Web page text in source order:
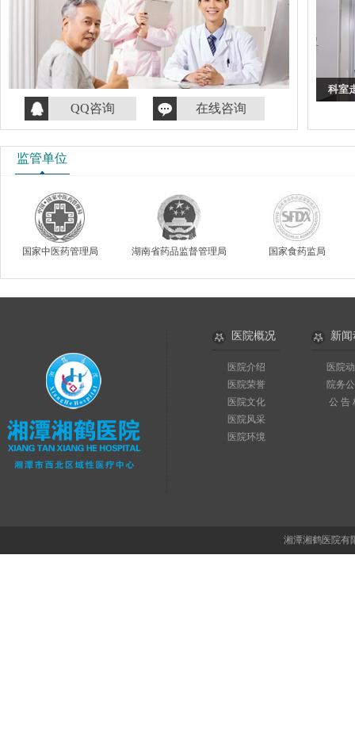
QQ咨询 在线咨询
科室
监管单位
国家中医药管理局 湖南省药品监督管理局 国家食药监局
医院概况
医院介绍
医院荣誉
医院文化
医院风采
医院环境
新
医院
院务
公 告
湘潭湘鹤医院有